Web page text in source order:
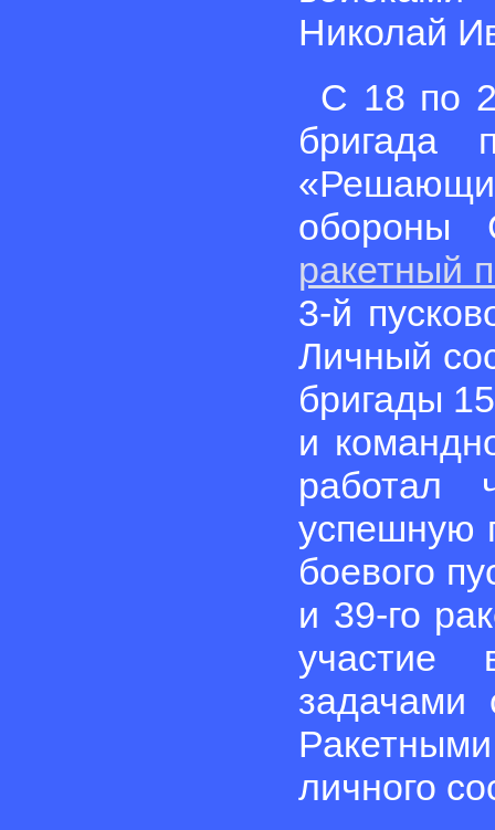
Николай
С 18 по
бригада
ракетный
3-й
Личный
бригады
и
работал
успешную
боевого
и 39-го
участие
задачами
личного